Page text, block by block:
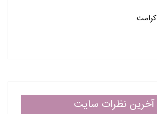
کرامت
آخرین نظرات سایت